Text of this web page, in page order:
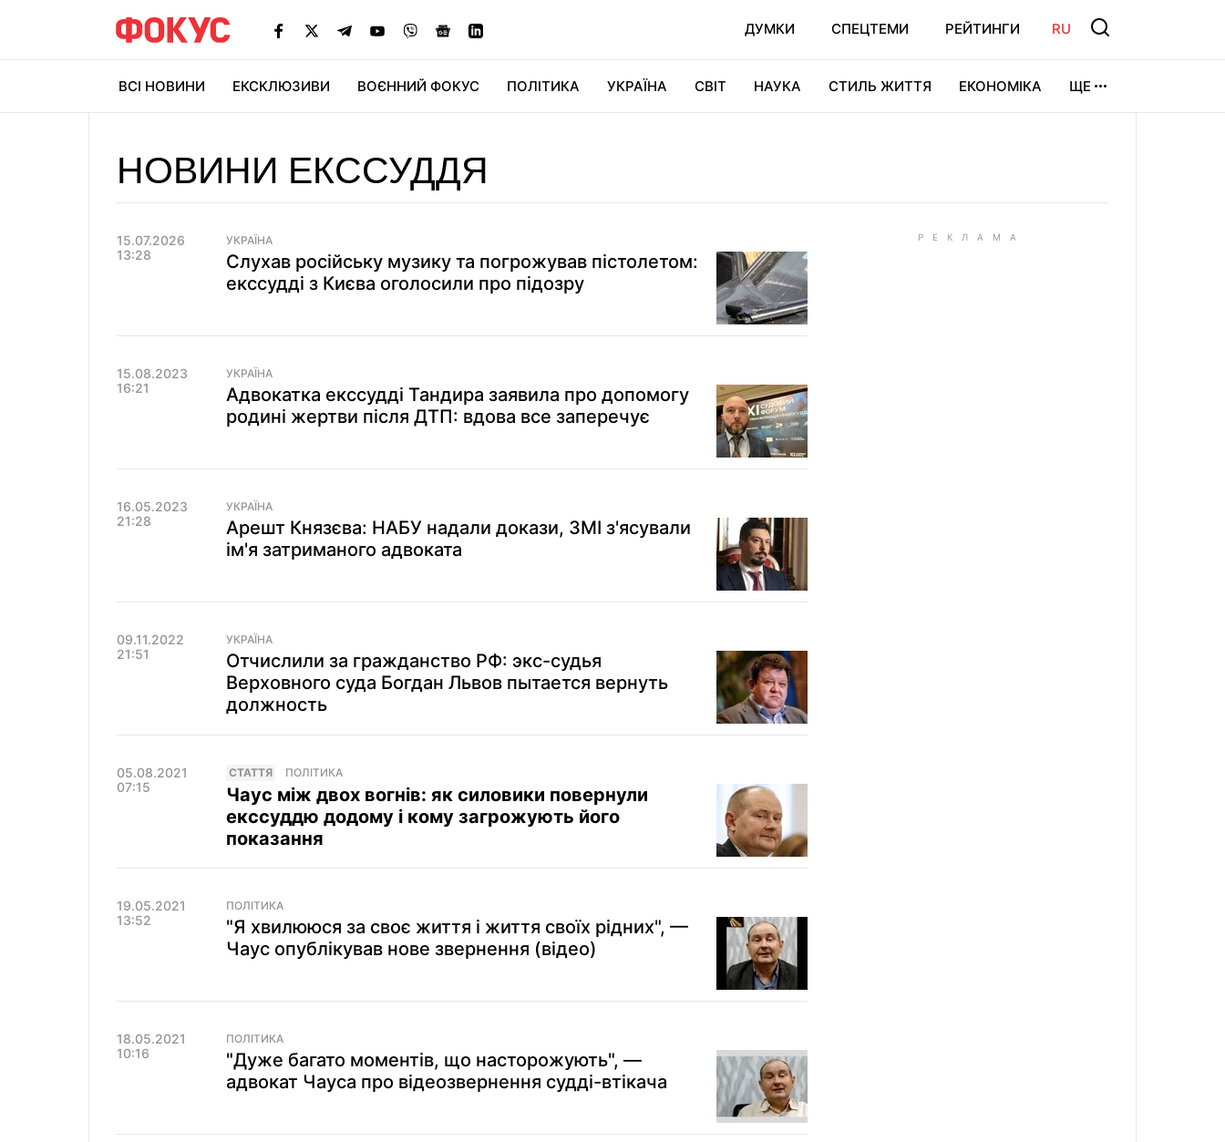
ДУМКИ СПЕЦТЕМИ РЕЙТИНГИ RU
ВСІ НОВИНИ ЕКСКЛЮЗИВИ ВОЄННИЙ ФОКУС ПОЛІТИКА УКРАЇНА СВІТ НАУКА СТИЛЬ ЖИТТЯ ЕКОНОМІКА ЩЕ
НОВИНИ ЕКССУДДЯ
15.07.2026
13:28
УКРАЇНА
Слухав російську музику та погрожував пістолетом:
екссудді з Києва оголосили про підозру
15.08.2023
16:21
УКРАЇНА
Адвокатка екссудді Тандира заявила про допомогу
родині жертви після ДТП: вдова все заперечує
16.05.2023
21:28
УКРАЇНА
Арешт Князєва: НАБУ надали докази, ЗМІ з'ясували
ім'я затриманого адвоката
09.11.2022
21:51
УКРАЇНА
Отчислили за гражданство РФ: экс-судья
Верховного суда Богдан Львов пытается вернуть
должность
05.08.2021
07:15
СТАТТЯ ПОЛІТИКА
Чаус між двох вогнів: як силовики повернули
екссуддю додому і кому загрожують його
показання
19.05.2021
13:52
ПОЛІТИКА
"Я хвилююся за своє життя і життя своїх рідних", —
Чаус опублікував нове звернення (відео)
18.05.2021
10:16
ПОЛІТИКА
"Дуже багато моментів, що насторожують", —
адвокат Чауса про відеозвернення судді-втікача